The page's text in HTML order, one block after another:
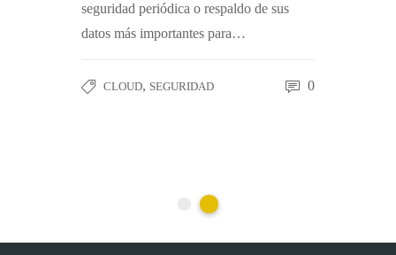
seguridad periódica o respaldo de sus
datos más importantes para…
CLOUD, SEGURIDAD 0